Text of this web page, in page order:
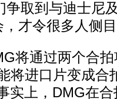
争取到与迪士尼
才令很多人侧
通过两个合拍
将进口片变成合
实上，DMG在